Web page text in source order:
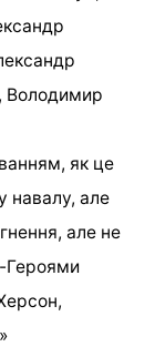
Володимир
як це
навалу, але
але не
Героями